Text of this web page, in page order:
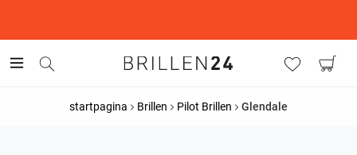
startpagina Brillen Pilot Brillen Glendale